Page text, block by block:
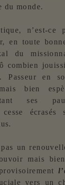
du monde.
n’est-ce
en toute
du
combien
Passeur en
bien
ses
cesse écrasés
un
mais
vers un